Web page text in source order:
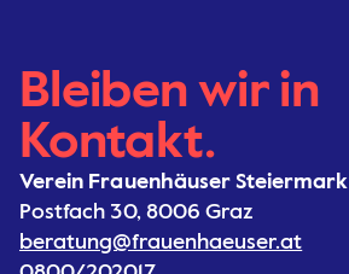
Bleiben wir in
Kontakt.
Verein Frauenhäuser Steiermark
Postfach 30, 8006 Graz
beratung@frauenhaeuser.at